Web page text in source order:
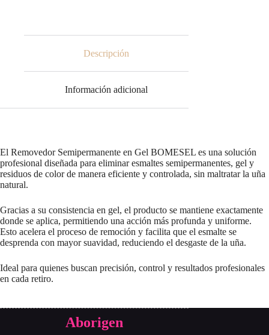
Descripción
Información adicional
El Removedor Semipermanente en Gel BOMESEL es una solución
profesional diseñada para eliminar esmaltes semipermanentes, gel y
residuos de color de manera eficiente y controlada, sin maltratar la uña
natural.
Gracias a su consistencia en gel, el producto se mantiene exactamente
donde se aplica, permitiendo una acción más profunda y uniforme.
Esto acelera el proceso de remoción y facilita que el esmalte se
desprenda con mayor suavidad, reduciendo el desgaste de la uña.
Ideal para quienes buscan precisión, control y resultados profesionales
en cada retiro.
Aborigen